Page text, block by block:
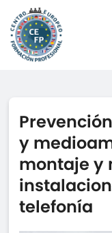
y
montaje y
telefonía